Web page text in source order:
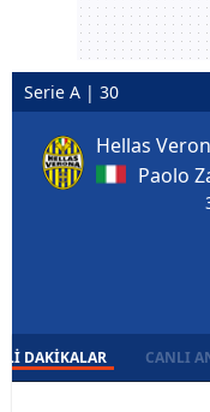
Serie A | 30
Hellas
Paolo
DAKIKALAR CANLI